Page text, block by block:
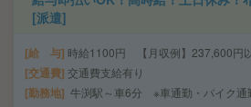
[派遣]
給 与 時給1100円 【月収例】237,600円
交通費 交通費支給有り
勤務地 牛渕駅～車6分 ※車通勤・バイク通